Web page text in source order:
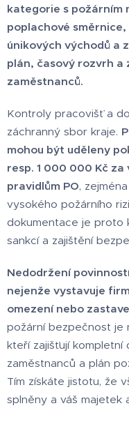
kategorie s požárním
poplachové
únikových východů a
plán, časový rozvrh a
zaměstnanců.
Kontroly pracovišť a
záchranný sbor kraje.
mohou být uděleny
resp. 1 000 000 Kč
pravidlům PO,
vysokého požárního
dokumentace je proto
sankcí a zajištění
Nedodržení
nejenže vystavuje
omezení nebo
požární bezpečnost je
kteří zajišťují kompletní
zaměstnanců a plán
Tím získáte jistotu, že
splněny a váš majetek